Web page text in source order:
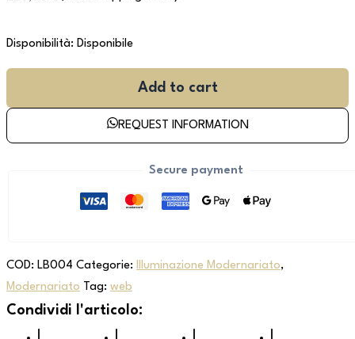
Disponibilità: Disponibile
Add to cart
REQUEST INFORMATION
Secure payment
COD: LB004 Categorie: Illuminazione Modernariato,
Modernariato Tag: web